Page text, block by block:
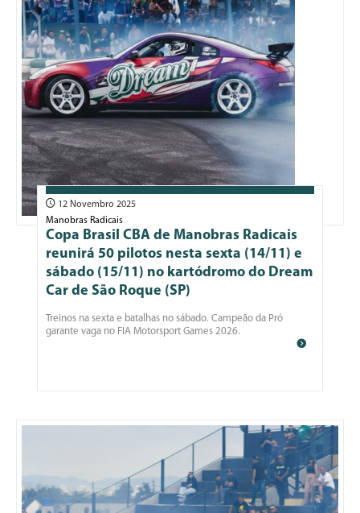
12 Novembro 2025
Manobras Radicais
Copa Brasil CBA de Manobras Radicais
reunirá 50 pilotos nesta sexta (14/11) e
sábado (15/11) no kartódromo do Dream
Car de São Roque (SP)
Treinos na sexta e batalhas no sábado. Campeão da Pró
garante vaga no FIA Motorsport Games 2026.